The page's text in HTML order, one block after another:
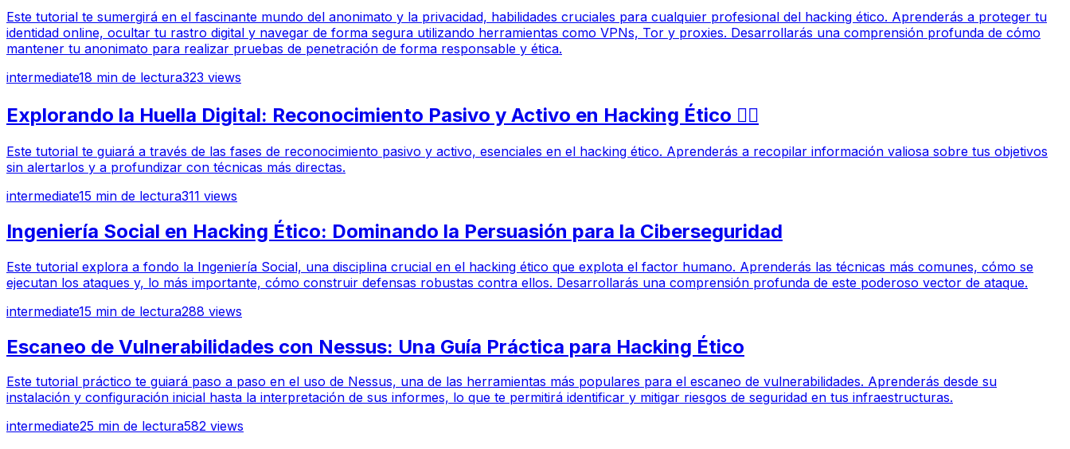
Este tutorial te sumergirá en el fascinante mundo del anonimato y la privacidad, habilidades cruciales para cualquier profesional del hacking ético. Aprenderás a proteger tu
identidad online, ocultar tu rastro digital y navegar de forma segura utilizando herramientas como VPNs, Tor y proxies. Desarrollarás una comprensión profunda de cómo
mantener tu anonimato para realizar pruebas de penetración de forma responsable y ética.
intermediate18 min de lectura323 views
Explorando la Huella Digital: Reconocimiento Pasivo y Activo en Hacking Ético 🕵️‍♂️
Este tutorial te guiará a través de las fases de reconocimiento pasivo y activo, esenciales en el hacking ético. Aprenderás a recopilar información valiosa sobre tus objetivos
sin alertarlos y a profundizar con técnicas más directas.
intermediate15 min de lectura311 views
Ingeniería Social en Hacking Ético: Dominando la Persuasión para la Ciberseguridad
Este tutorial explora a fondo la Ingeniería Social, una disciplina crucial en el hacking ético que explota el factor humano. Aprenderás las técnicas más comunes, cómo se
ejecutan los ataques y, lo más importante, cómo construir defensas robustas contra ellos. Desarrollarás una comprensión profunda de este poderoso vector de ataque.
intermediate15 min de lectura288 views
Escaneo de Vulnerabilidades con Nessus: Una Guía Práctica para Hacking Ético
Este tutorial práctico te guiará paso a paso en el uso de Nessus, una de las herramientas más populares para el escaneo de vulnerabilidades. Aprenderás desde su
instalación y configuración inicial hasta la interpretación de sus informes, lo que te permitirá identificar y mitigar riesgos de seguridad en tus infraestructuras.
intermediate25 min de lectura582 views